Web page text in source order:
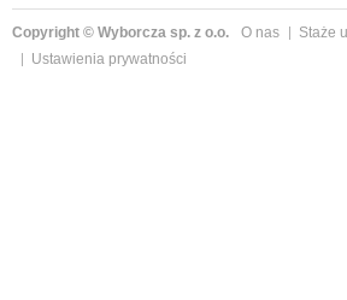
Copyright © Wyborcza sp. z o.o. O nas Staże
Ustawienia prywatności